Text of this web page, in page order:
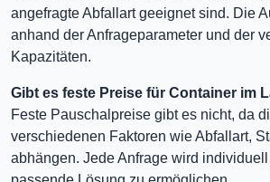
angefragte Abfallart geeignet sind. Die
anhand der Anfrageparameter und der
Kapazitäten.
Gibt es feste Preise für Container im
Feste Pauschalpreise gibt es nicht, da
verschiedenen Faktoren wie Abfallart,
abhängen. Jede Anfrage wird